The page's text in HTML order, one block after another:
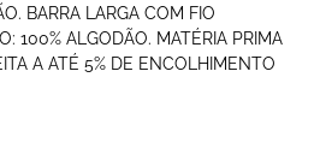
BARRA LARGA COM FIO
100% ALGODÃO. MATÉRIA PRIMA
A ATÉ 5% DE ENCOLHIMENTO